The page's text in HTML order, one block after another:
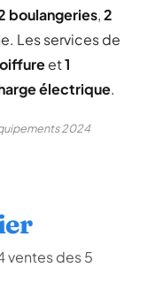
boulangeries,2
Les services de
et1
électrique.
2024
ventes des 5